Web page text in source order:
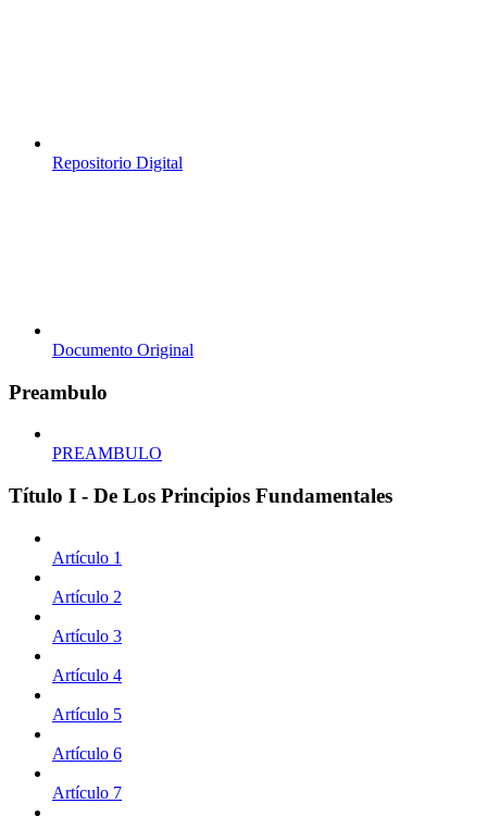
Repositorio Digital
Documento Original
Preambulo
PREAMBULO
Título I - De Los Principios Fundamentales
Artículo 1
Artículo 2
Artículo 3
Artículo 4
Artículo 5
Artículo 6
Artículo 7